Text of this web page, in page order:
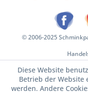
© 2006-2025
Diese Website
Betrieb der
werden. Andere